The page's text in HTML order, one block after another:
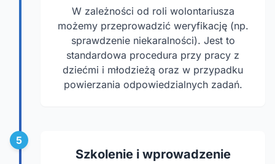
W zależności od roli wolontariusza
możemy przeprowadzić weryfikację (np.
sprawdzenie niekaralności). Jest to
standardowa procedura przy pracy z
dziećmi i młodzieżą oraz w przypadku
powierzania odpowiedzialnych zadań.
5
Szkolenie i wprowadzenie